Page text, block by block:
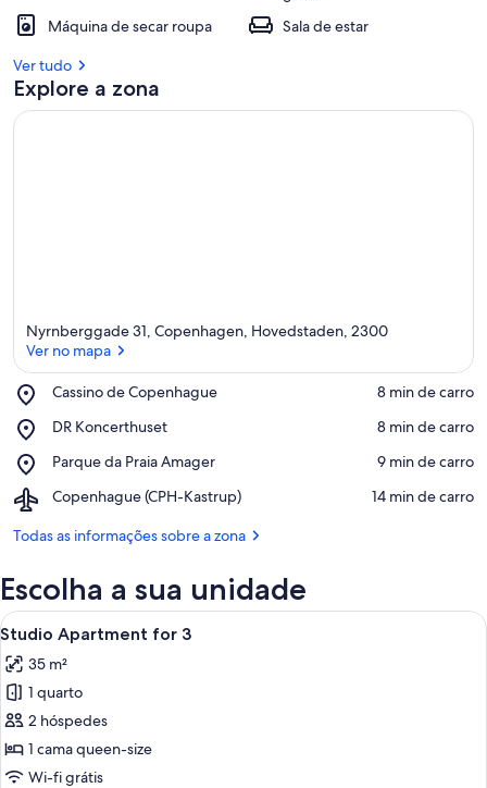
Máquina de secar roupa
Sala de estar
Ver tudo
Explore a zona
Nyrnberggade 31, Copenhagen, Hovedstaden, 2300
Ver no mapa
Cassino de Copenhague
Place,
de
‪8 min de carro‬
DR Koncerthuset
Place,
Koncerthuset
‪8 min de carro‬
Parque da Praia Amager
Place,
da
Amager
‪9 min de carro‬
Copenhague (CPH-Kastrup)
Airport,
(CPH-
‪14 min de carro‬
Todas as informações sobre a zona
Escolha a sua unidade
Ver
todas
as
imagens
de
Studio
Apartment
Quarto de hotel com cama,
8
Studio Apartment for 3
35 m²
1 quarto
2 hóspedes
1 cama queen-size
Wi-fi grátis